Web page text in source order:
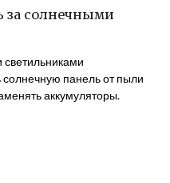
за солнечными
панель от пыли
аккумуляторы.